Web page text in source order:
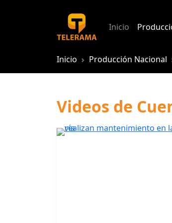
Inicio
Inicio Producción Nacional
Videos de